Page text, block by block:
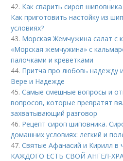
42. Как сварить сироп
Как приготовить настойку из
условиях?
43. Морская Жемчужина салат с
«Морская жемчужина» с
палочками и креветками
44. Притча про любовь надежду
Вере и Надежде
45.Самые смешные вопросы и
вопросов, которые превратят
захватывающий разговор
46. Рецепт сироп шиповника.
домашних условиях: легкий и
47.Святые Афанасий и Кирилл в
КАЖДОГО ЕСТЬ СВОЙ АНГЕЛ-